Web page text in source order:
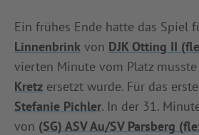
Ein frühes Ende hatte das Spiel
Linnenbrink von DJK Otting II
vierten Minute vom Platz
Kretz ersetzt wurde. Für das
Stefanie Pichler. In der 31.
von (SG) ASV Au/SV Parsberg